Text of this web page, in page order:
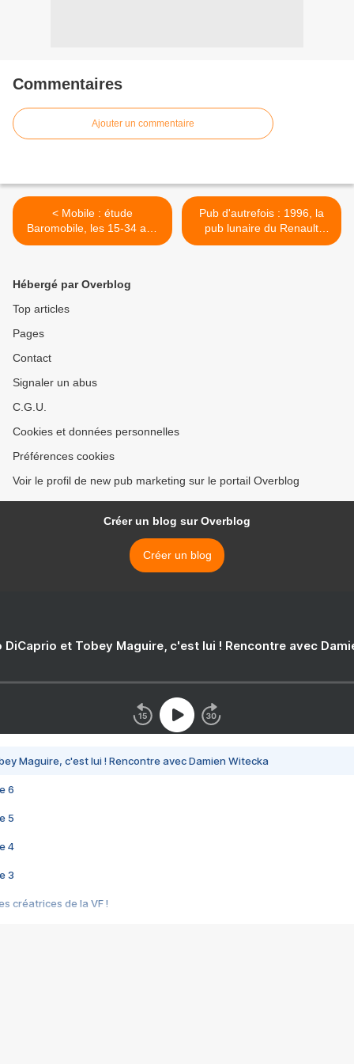
Commentaires
Ajouter un commentaire
< Mobile : étude
Baromobile, les 15-34 ans
se connectent au moins
Pub d'autrefois : 1996, la
pub lunaire du Renault
Espace >
Hébergé par Overblog
Top articles
Pages
Contact
Signaler un abus
C.G.U.
Cookies et données personnelles
Préférences cookies
Voir le profil de new pub marketing sur le portail Overblog
Créer un blog sur Overblog
Créer un blog
DiCaprio et Tobey Maguire, c'est lui ! Rencontre avec
Maguire, c'est lui ! Rencontre avec Damien Witecka
6
5
4
3
créatrices de la VF !